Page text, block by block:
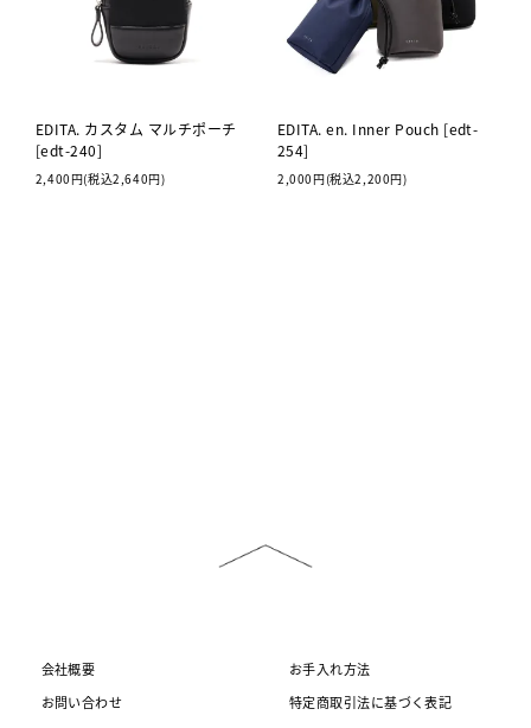
EDITA. カスタム マルチポーチ
[edt-240]
2,400円(税込2,640円)
EDITA. en. Inner Pouch [edt-
254]
2,000円(税込2,200円)
会社概要
お問い合わせ
お手入れ方法
特定商取引法に基づく表記